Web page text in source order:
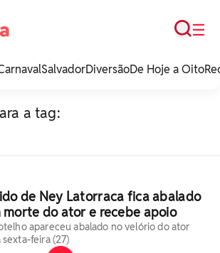
☰
Busca
SalvadorDiversãoDe Hoje a Oito
a tag:
de Ney Latorraca fica abalado
morte do ator e recebe apoio
apareceu abalado no velório do ator
sexta-feira (27)